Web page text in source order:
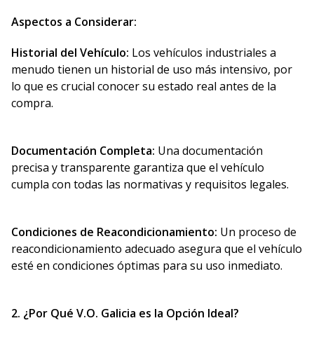
Aspectos a Considerar:
Historial del Vehículo: Los vehículos industriales a
menudo tienen un historial de uso más intensivo, por
lo que es crucial conocer su estado real antes de la
compra.
Documentación Completa: Una documentación
precisa y transparente garantiza que el vehículo
cumpla con todas las normativas y requisitos legales.
Condiciones de Reacondicionamiento: Un proceso de
reacondicionamiento adecuado asegura que el vehículo
esté en condiciones óptimas para su uso inmediato.
2. ¿Por Qué V.O. Galicia es la Opción Ideal?